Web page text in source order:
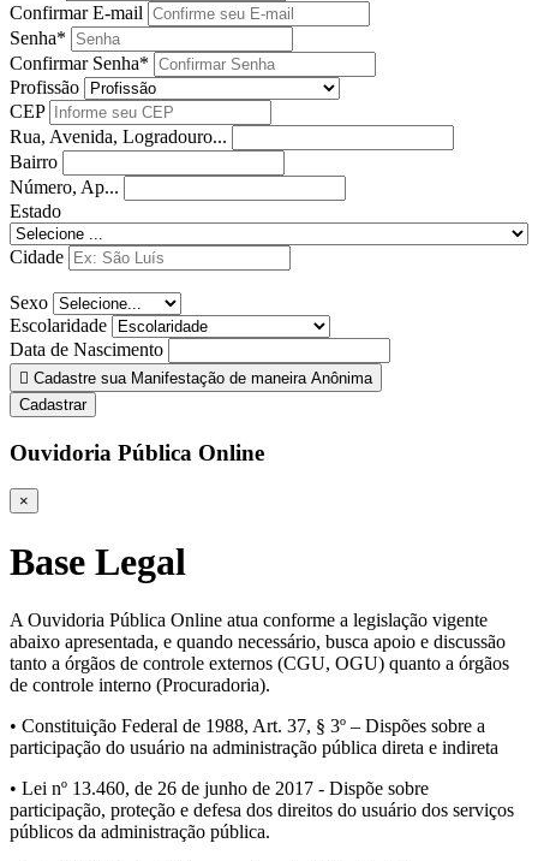
Confirmar E-mail
Senha*
Confirmar Senha*
Profissão
CEP
Rua, Avenida, Logradouro...
Bairro
Número, Ap...
Estado
Cidade
Sexo
Escolaridade
Data de Nascimento
Cadastre sua Manifestação de maneira Anônima
Cadastrar
Ouvidoria Pública Online
×
Base Legal
A Ouvidoria Pública Online atua conforme a legislação vigente
abaixo apresentada, e quando necessário, busca apoio e discussão
tanto a órgãos de controle externos (CGU, OGU) quanto a órgãos
de controle interno (Procuradoria).
• Constituição Federal de 1988, Art. 37, § 3º – Dispões sobre a
participação do usuário na administração pública direta e indireta
• Lei nº 13.460, de 26 de junho de 2017 - Dispõe sobre
participação, proteção e defesa dos direitos do usuário dos serviços
públicos da administração pública.